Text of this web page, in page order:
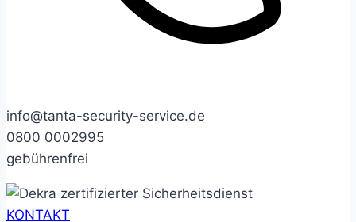
info@tanta-security-service.de
0800 0002995
gebührenfrei
KONTAKT